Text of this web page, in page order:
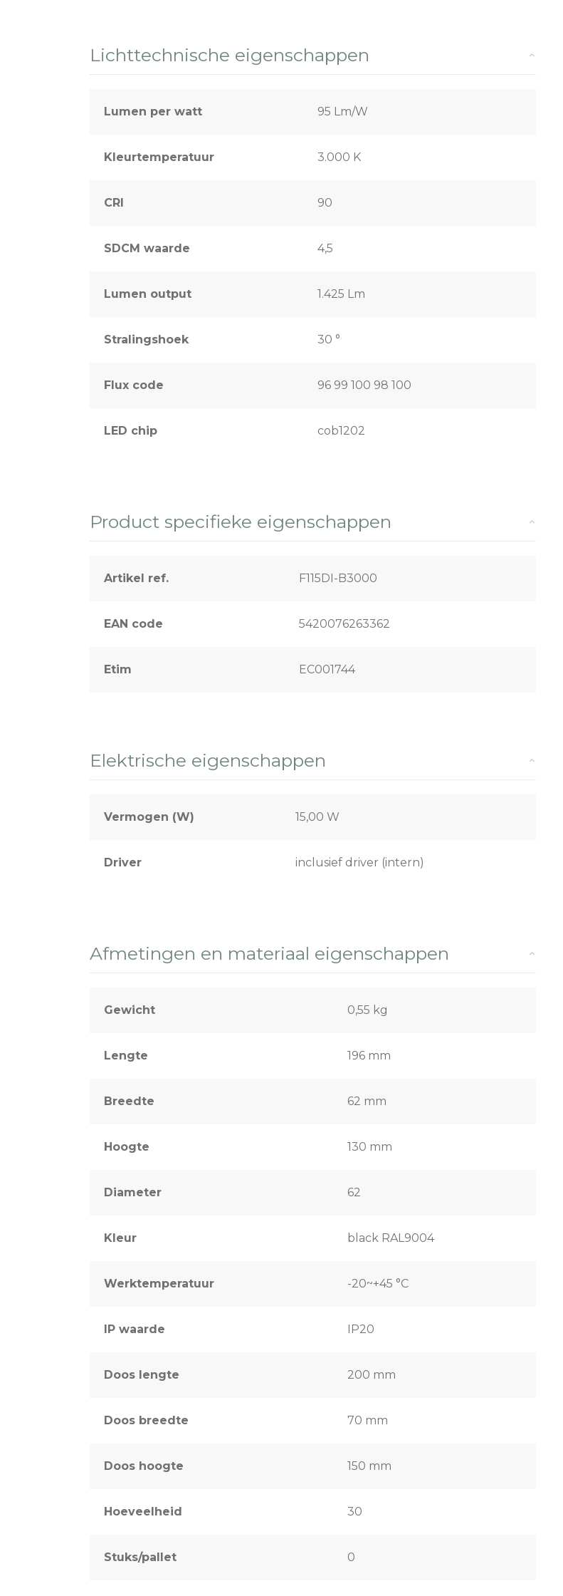
Lichttechnische eigenschappen
Lumen per watt 95 Lm/W
Kleurtemperatuur 3.000 K
CRI 90
SDCM waarde 4,5
Lumen output 1.425 Lm
Stralingshoek 30 °
Flux code 96 99 100 98 100
LED chip cob1202
Product specifieke eigenschappen
Artikel ref. F115DI-B3000
EAN code 5420076263362
Etim EC001744
Elektrische eigenschappen
Vermogen (W) 15,00 W
Driver inclusief driver (intern)
Afmetingen en materiaal eigenschappen
Gewicht 0,55 kg
Lengte 196 mm
Breedte 62 mm
Hoogte 130 mm
Diameter 62
Kleur black RAL9004
Werktemperatuur -20~+45 °C
IP waarde IP20
Doos lengte 200 mm
Doos breedte 70 mm
Doos hoogte 150 mm
Hoeveelheid 30
Stuks/pallet 0